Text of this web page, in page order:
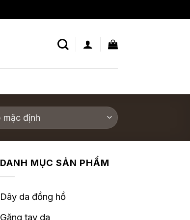
DANH MỤC SẢN PHẨM
Dây da đồng hồ
Găng tay da